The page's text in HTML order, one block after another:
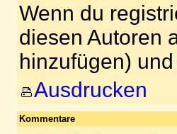
Wenn du
diesen Autoren
hinzufügen)
Ausdrucken
Kommentare